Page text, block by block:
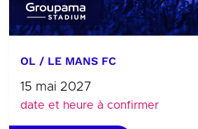
OL / LE MANS FC
15 mai 2027
date et heure à confirmer